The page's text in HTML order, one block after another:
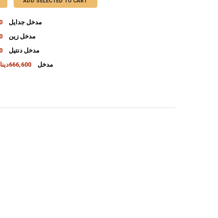
مدخل جدايل
مدخل زين
مدخل دنتيل
Sindamo مدخل
666,600دينار